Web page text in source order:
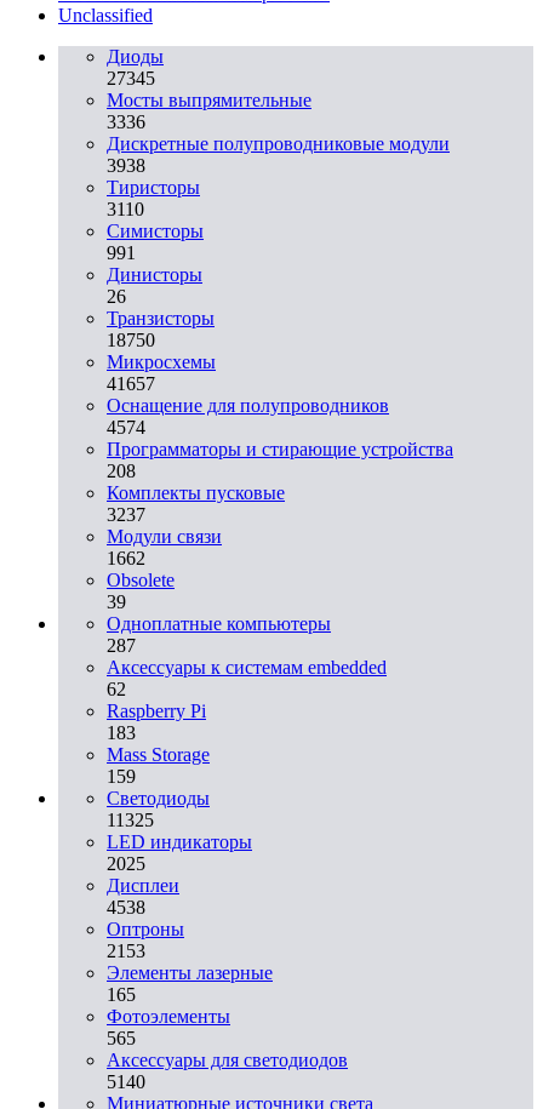
Unclassified
Диоды
27345
Мосты выпрямительные
3336
Дискретные полупроводниковые модули
3938
Тиристоры
3110
Симисторы
991
Динисторы
26
Транзисторы
18750
Микросхемы
41657
Оснащение для полупроводников
4574
Программаторы и стирающие устройства
208
Комплекты пусковые
3237
Модули связи
1662
Obsolete
39
Одноплатные компьютеры
287
Аксессуары к системам embedded
62
Raspberry Pi
183
Mass Storage
159
Светодиоды
11325
LED индикаторы
2025
Дисплеи
4538
Оптроны
2153
Элементы лазерные
165
Фотоэлементы
565
Аксессуары для светодиодов
5140
Миниатюрные источники света